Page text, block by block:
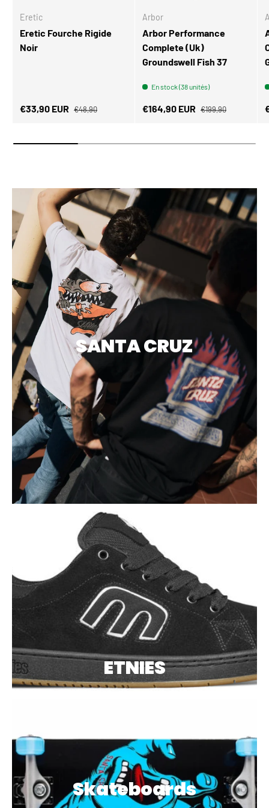
Eretic
Eretic Fourche Rigide
Noir
Prix soldé
€33,90 EUR Prix habituel
€48,90
Arbor
Arbor Performance
Complete (Uk)
Groundswell Fish 37
En stock (38 unités)
Prix soldé
€164,90 EUR Prix habituel
€199,90
SANTA CRUZ
ETNIES
Skateboards